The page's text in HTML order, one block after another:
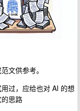
文供参考。
过，应给也对 AI 的想
思路